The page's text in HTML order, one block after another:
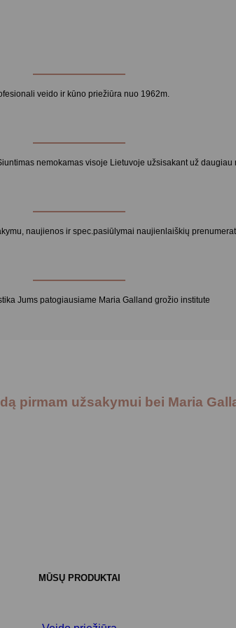
veido ir kūno priežiūra nuo 1962m.
nemokamas visoje Lietuvoje užsisakant už daugiau
naujienos ir spec.pasiūlymai naujienlaiškių
Jums patogiausiame Maria Galland grožio institute
pirmam užsakymui bei Maria
MŪSŲ PRODUKTAI